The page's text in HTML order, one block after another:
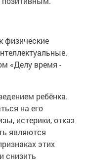
физические
«Делу время -
ребёнка.
на его
истерики, отказ
являются
этих
снизить